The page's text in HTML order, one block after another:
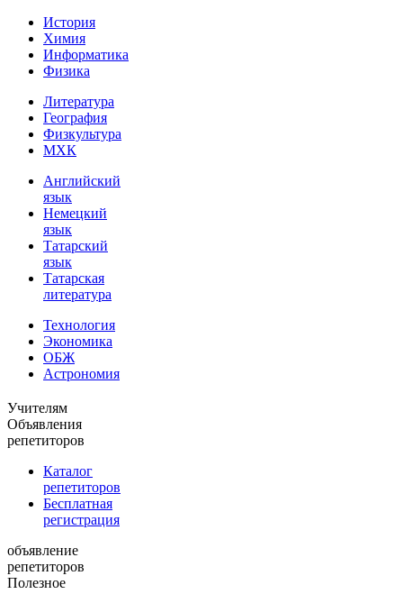
История
Химия
Информатика
Физика
Литература
География
Физкультура
МХК
Английский
язык
Немецкий
язык
Татарский
язык
Татарская
литература
Технология
Экономика
ОБЖ
Астрономия
Учителям
Объявления
репетиторов
Каталог
репетиторов
Бесплатная
регистрация
объявление
репетиторов
Полезное